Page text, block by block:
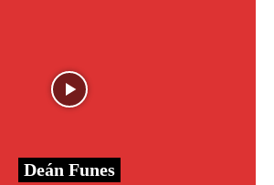
Deán Funes